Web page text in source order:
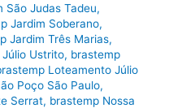
São Judas Tadeu,
Jardim Soberano,
Jardim Três Marias,
Ustrito, brastemp
Loteamento Júlio
Poço São Paulo,
Serrat, brastemp Nossa